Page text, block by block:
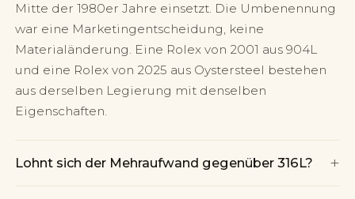
Mitte der 1980er Jahre einsetzt. Die Umbenennung
war eine Marketingentscheidung, keine
Materialänderung. Eine Rolex von 2001 aus 904L
und eine Rolex von 2025 aus Oystersteel bestehen
aus derselben Legierung mit denselben
Eigenschaften.
Lohnt sich der Mehraufwand gegenüber 316L? +